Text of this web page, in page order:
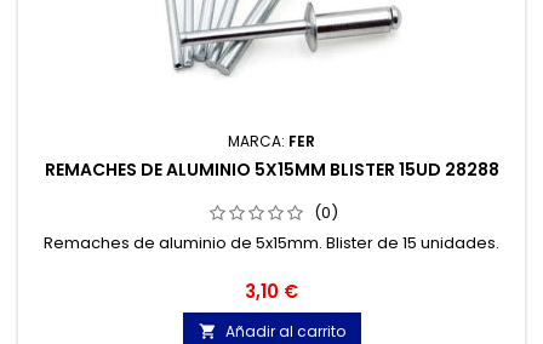
MARCA: FER
REMACHES DE ALUMINIO 5X15MM BLISTER 15UD 28288
(0)
Remaches de aluminio de 5x15mm. Blister de 15 unidades.
Precio
3,10 €
 Añadir al carrito